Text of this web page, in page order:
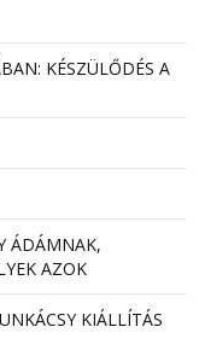
KÉSZÜLŐDÉS A
ÁDÁMNAK,
AZOK
KIÁLLÍTÁS